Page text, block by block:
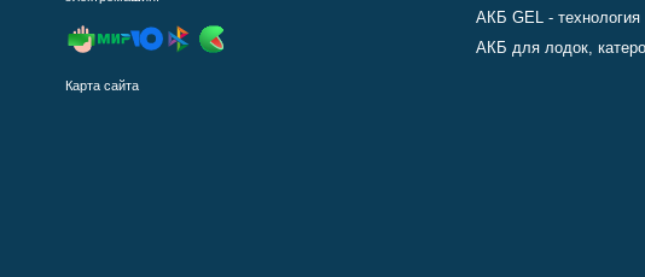
Карта сайта
АКБ GEL - технология
АКБ для лодок,